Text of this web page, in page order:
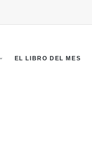
EL LIBRO DEL MES